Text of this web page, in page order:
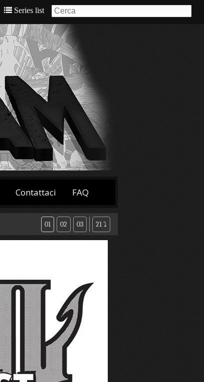
Series list
Contattaci FAQ
21 ⤵
03
02
01